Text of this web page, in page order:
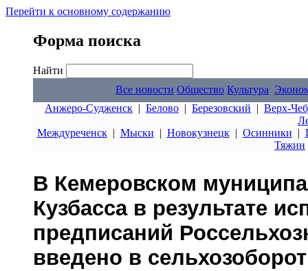
Перейти к основному содержанию
Форма поиска
Найти
Все новости Общество Культура
Анжеро-Судженск | Белово | Березовский | Верх-
Междуреченск| Мыски | Новокузнецк| Осинники |
Тяжин
В Кемеровском
Кузбасса в результате
предписаний
введено в сельхозоборот